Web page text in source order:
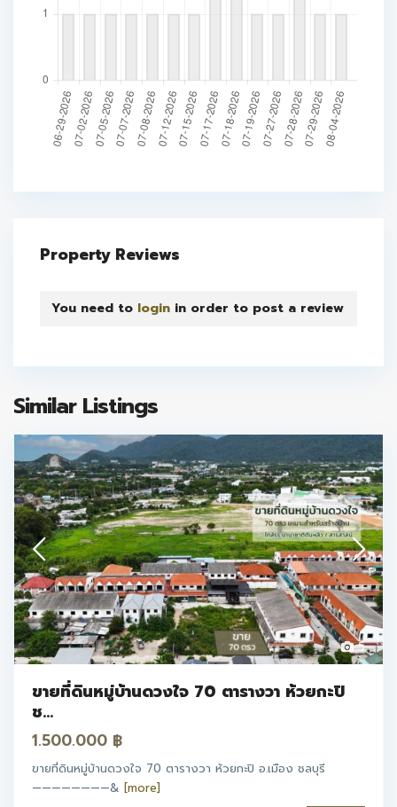
Property Reviews
You need to login in order to post a review
Similar Listings
5
ขายที่ดินหมู่บ้านดวงใจ 70 ตารางวา ห้วยกะปิ
ช...
1.500.000 ฿
ขายที่ดินหมู่บ้านดวงใจ 70 ตารางวา ห้วยกะปิ อ.เมือง ชลบุรี
————————& [more]